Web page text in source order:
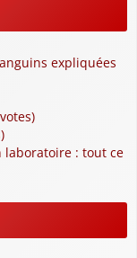
expliquées
laboratoire : tout ce